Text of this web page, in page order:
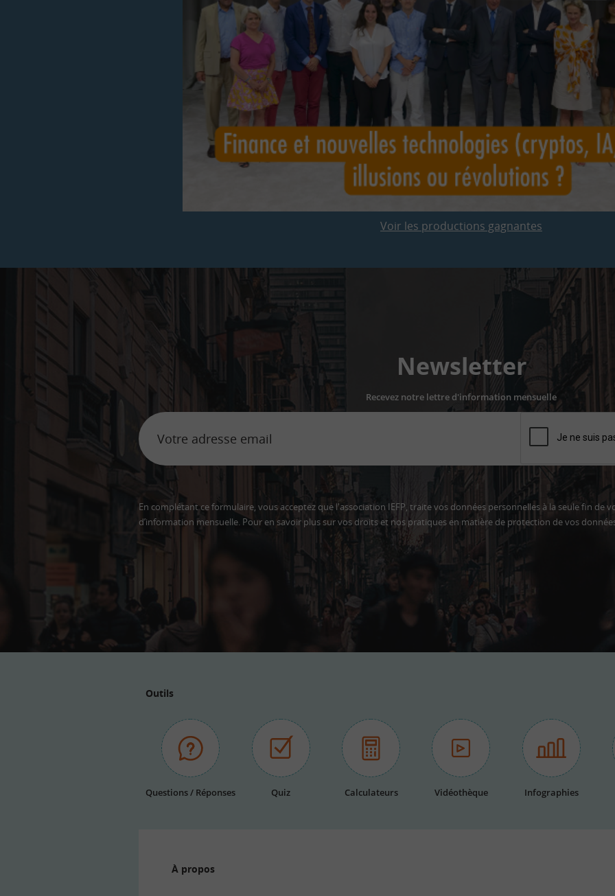
Voir les productions gagnantes
Newsletter
Recevez notre lettre d'information mensuelle
En complétant ce formulaire, vous acceptez que l'association IEFP, traite vos données personnelles à la seule fin
d’information mensuelle. Pour en savoir plus sur vos droits et nos pratiques en matière de protection de vos
Outils
Questions / Réponses Quiz Calculateurs Vidéothèque Infographies
À propos